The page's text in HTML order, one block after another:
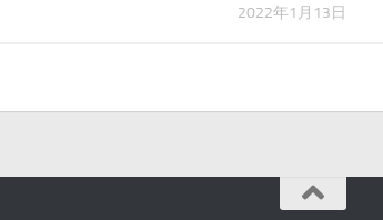
2022年1月13日